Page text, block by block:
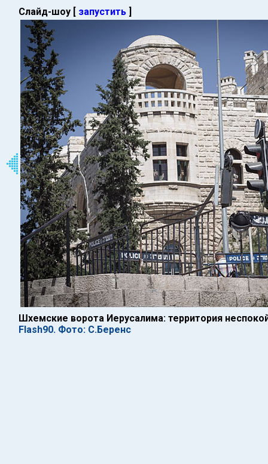
Слайд-шоу [ запустить ]
Шхемские ворота Иерусалима: территория
Flash90. Фото: С.Беренс